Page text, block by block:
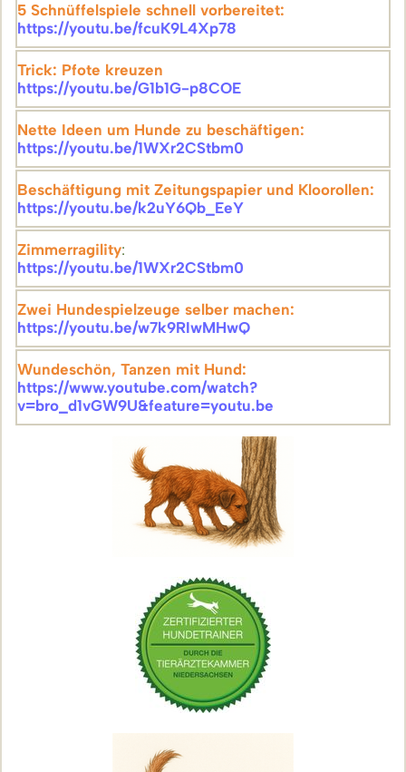
5 Schnüffelspiele schnell vorbereitet:
https://youtu.be/fcuK9L4Xp78
Trick: Pfote kreuzen
https://youtu.be/G1b1G-p8COE
Nette Ideen um Hunde zu beschäftigen:
https://youtu.be/1WXr2CStbm0
Beschäftigung mit Zeitungspapier und Kloorollen:
https://youtu.be/k2uY6Qb_EeY
Zimmerragility:
https://youtu.be/1WXr2CStbm0
Zwei Hundespielzeuge selber machen:
https://youtu.be/w7k9RIwMHwQ
Wundeschön, Tanzen mit Hund:
https://www.youtube.com/watch?
v=bro_d1vGW9U&feature=youtu.be